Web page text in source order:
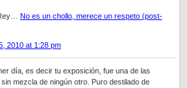
No es un chollo, merece un respeto (post-
2010 at 1:28 pm
día, es decir tu exposición, fue una de las
mezcla de ningún otro. Puro destilado de